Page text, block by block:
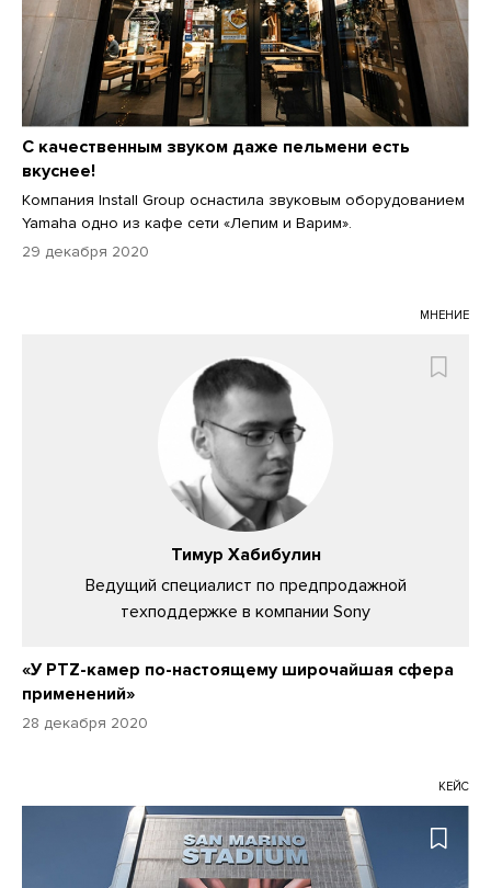
С качественным звуком даже пельмени есть
вкуснее!
Компания Install Group оснастила звуковым оборудованием
Yamaha одно из кафе сети «Лепим и Варим».
29 декабря 2020
МНЕНИЕ
Тимур Хабибулин
Ведущий специалист по предпродажной
техподдержке в компании Sony
«У PTZ-камер по-настоящему широчайшая сфера
применений»
28 декабря 2020
КЕЙС